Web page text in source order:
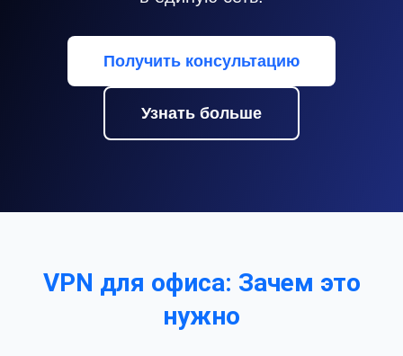
Получить консультацию
Узнать больше
VPN для офиса: Зачем это
нужно